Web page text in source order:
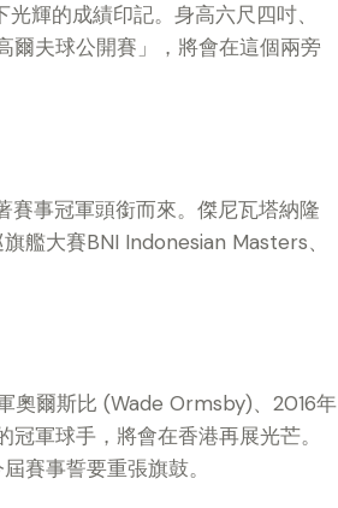
輝的成績印記。身高六尺四吋、
爾夫球公開賽」，將會在這個兩旁
賽事冠軍頭銜而來。傑尼瓦塔納隆
艦大賽BNI Indonesian Masters、
奧爾斯比 (Wade Ormsby)、2016年
軍球手，將會在香港再展光芒。
賽事誓要重張旗鼓。